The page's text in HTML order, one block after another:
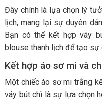
Đây chính là lựa chọn lý
lịch, mang lại sự duyên
Bạn có thể kết hợp váy
blouse thanh lịch để tạo sự
Kết hợp áo sơ mi và
Một chiếc áo sơ mi trắng
váy bút chì là sự lựa chọn